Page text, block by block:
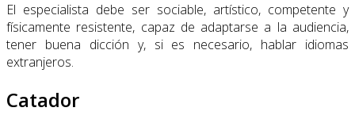
El especialista debe ser sociable, artístico, competente y
físicamente resistente, capaz de adaptarse a la audiencia,
tener buena dicción y, si es necesario, hablar idiomas
extranjeros.
Catador